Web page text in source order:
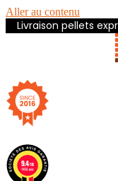
Aller au contenu
Livraison pellets